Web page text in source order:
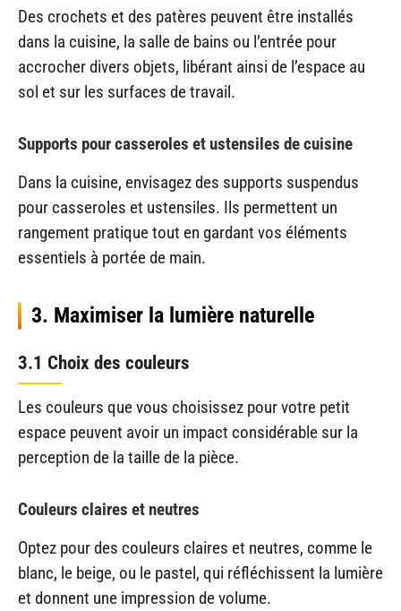
Des crochets et des patères peuvent être installés
dans la cuisine, la salle de bains ou l’entrée pour
accrocher divers objets, libérant ainsi de l’espace au
sol et sur les surfaces de travail.
Supports pour casseroles et ustensiles de cuisine
Dans la cuisine, envisagez des supports suspendus
pour casseroles et ustensiles. Ils permettent un
rangement pratique tout en gardant vos éléments
essentiels à portée de main.
3. Maximiser la lumière naturelle
3.1 Choix des couleurs
Les couleurs que vous choisissez pour votre petit
espace peuvent avoir un impact considérable sur la
perception de la taille de la pièce.
Couleurs claires et neutres
Optez pour des couleurs claires et neutres, comme le
blanc, le beige, ou le pastel, qui réfléchissent la lumière
et donnent une impression de volume.